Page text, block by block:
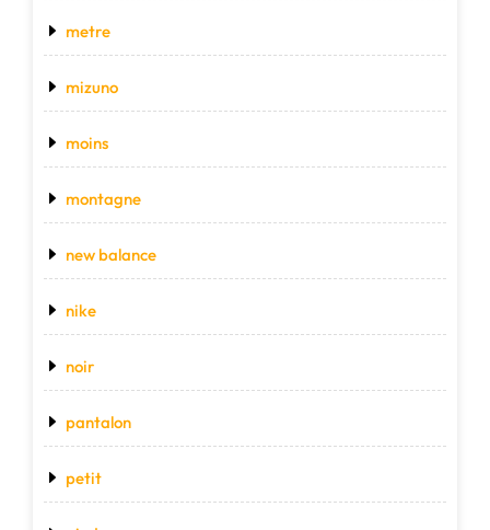
metre
mizuno
moins
montagne
new balance
nike
noir
pantalon
petit